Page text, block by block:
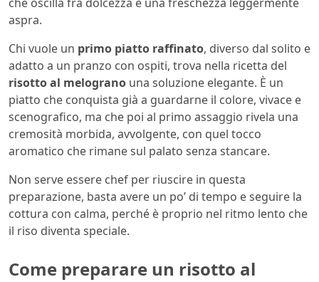
aspra.
Chi vuole un primo piatto raffinato, diverso dal solito e
adatto a un pranzo con ospiti, trova nella ricetta del
risotto al melograno una soluzione elegante. È un
piatto che conquista già a guardarne il colore, vivace e
scenografico, ma che poi al primo assaggio rivela una
cremosità morbida, avvolgente, con quel tocco
aromatico che rimane sul palato senza stancare.
Non serve essere chef per riuscire in questa
preparazione, basta avere un po’ di tempo e seguire la
cottura con calma, perché è proprio nel ritmo lento che
il riso diventa speciale.
Come preparare un risotto al